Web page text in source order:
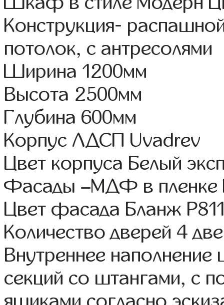
Конструкция-
потолок, с антресолями
Ширина 1200мм
Высота 2500мм
Глубина 600мм
Корпус ЛДСП Uvadrev
Цвет корпуса Белый
Фасады –МДФ в пленке
Цвет фасада Бланж
Количество дверей 4
Внутреннее
секций со штангами, с